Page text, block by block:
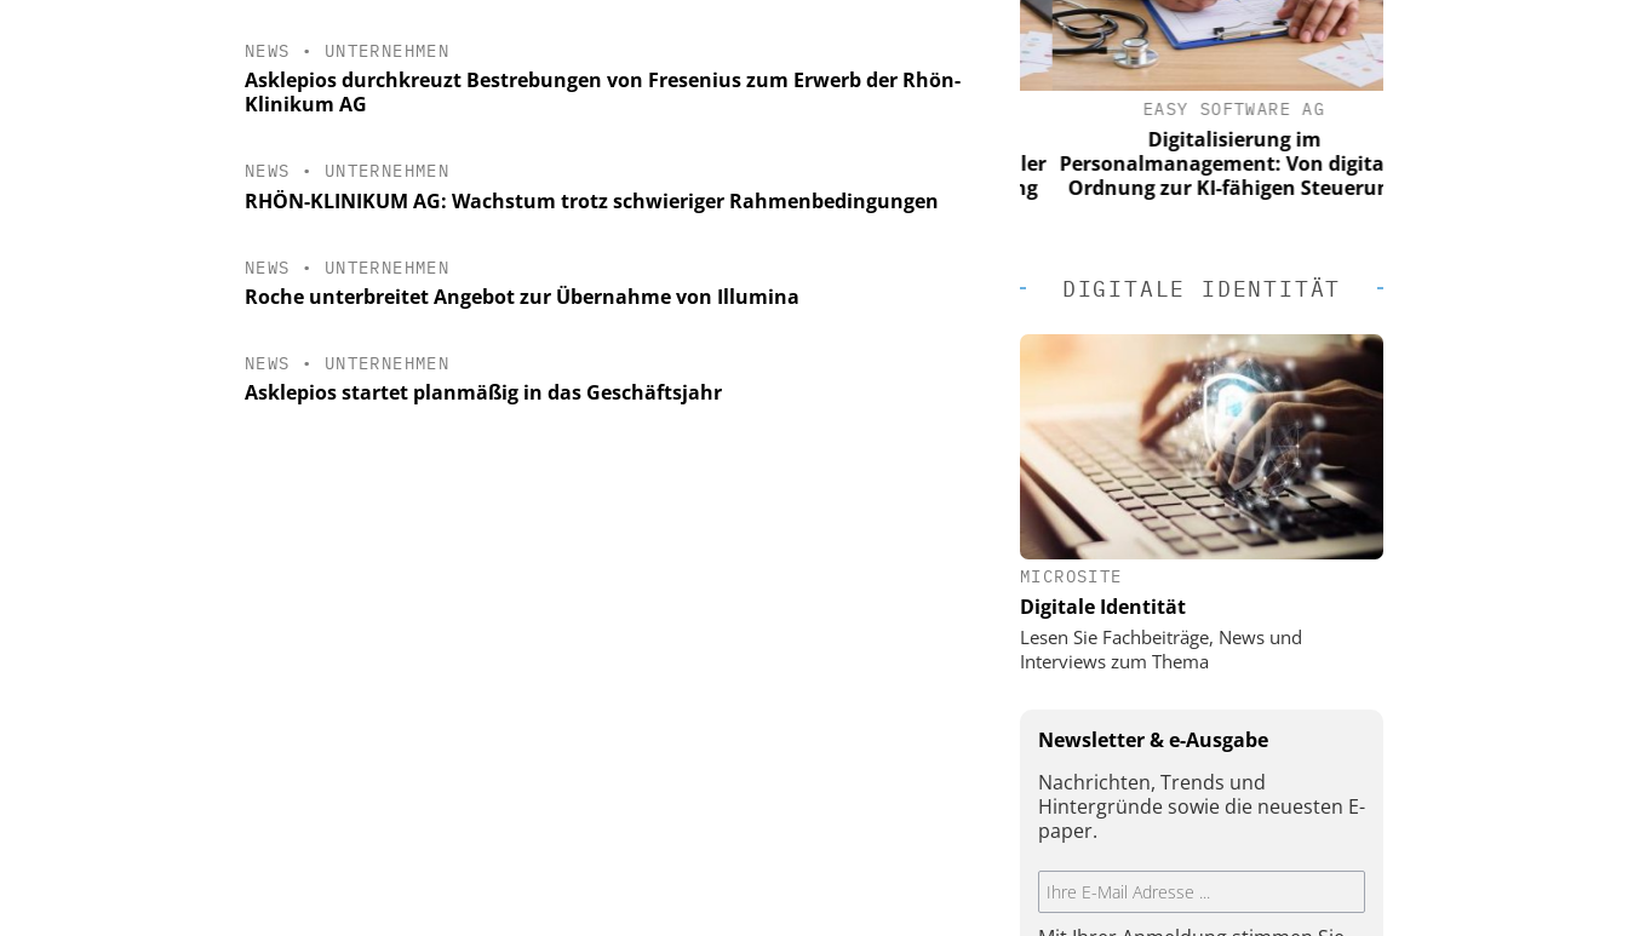
NEWS • UNTERNEHMEN
Asklepios durchkreuzt Bestrebungen von Fresenius zum Erwerb der Rhön-
Klinikum AG
NEWS • UNTERNEHMEN
RHÖN-KLINIKUM AG: Wachstum trotz schwieriger Rahmenbedingungen
NEWS • UNTERNEHMEN
Roche unterbreitet Angebot zur Übernahme von Illumina
NEWS • UNTERNEHMEN
Asklepios startet planmäßig in das Geschäftsjahr
Personalmanagement: Von digitaler
Ordnung zur KI-fähigen Steuerung
Ordnung zur KI-fähigen Steuerung
EASY SOFTWARE AG
Digitalisierung im
Personalmanagement: Von digitaler
Ordnung zur KI-fähigen Steuerung
DIGITALE IDENTITÄT
MICROSITE
Digitale Identität
Lesen Sie Fachbeiträge, News und
Interviews zum Thema
Newsletter & e-Ausgabe
Nachrichten, Trends und
Hintergründe sowie die neuesten E-
paper.